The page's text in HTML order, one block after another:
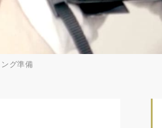
グ準備